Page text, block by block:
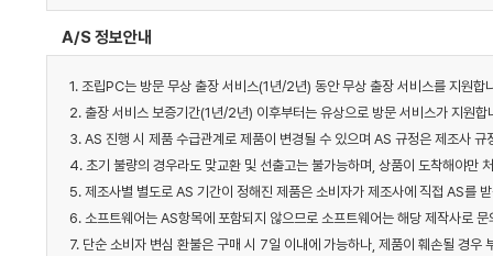
A/S 정보안내
1. 조립PC는 방문 무상 출장 서비스(1년/2년) 동안 무상 출장 서비스를 지원
2. 출장 서비스 보증기간(1년/2년) 이후부터는 유상으로 방문 서비스가 지원
3. AS 진행 시 제품 수급관계로 제품이 변경될 수 있으며 AS 규정은 제조사
4. 초기 불량의 경우라도 맞교환 및 선출고는 불가능하며, 상품이 도착해야만
5. 제조사별 별도로 AS 기간이 정해진 제품은 소비자가 제조사에 직접 AS를
6. 소프트웨어는 AS항목에 포함되지 않으므로 소프트웨어는 해당 제작사로
7. 단순 소비자 변심 환불은 구매 시 7일 이내에 가능하나, 제품이 훼손될 경